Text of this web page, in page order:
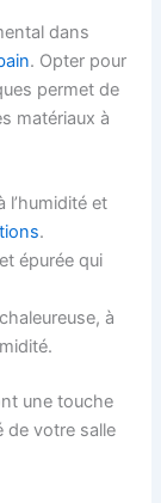
dans
. Opter pour
permet de
matériaux à
l’humidité et
.
épurée qui
à
une touche
de votre salle